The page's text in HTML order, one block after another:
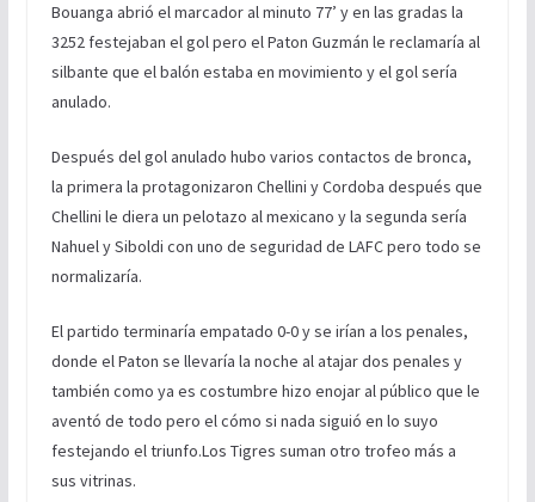
Bouanga abrió el marcador al minuto 77’ y en las gradas la
3252 festejaban el gol pero el Paton Guzmán le reclamaría al
silbante que el balón estaba en movimiento y el gol sería
anulado.
Después del gol anulado hubo varios contactos de bronca,
la primera la protagonizaron Chellini y Cordoba después que
Chellini le diera un pelotazo al mexicano y la segunda sería
Nahuel y Siboldi con uno de seguridad de LAFC pero todo se
normalizaría.
El partido terminaría empatado 0-0 y se irían a los penales,
donde el Paton se llevaría la noche al atajar dos penales y
también como ya es costumbre hizo enojar al público que le
aventó de todo pero el cómo si nada siguió en lo suyo
festejando el triunfo.Los Tigres suman otro trofeo más a
sus vitrinas.